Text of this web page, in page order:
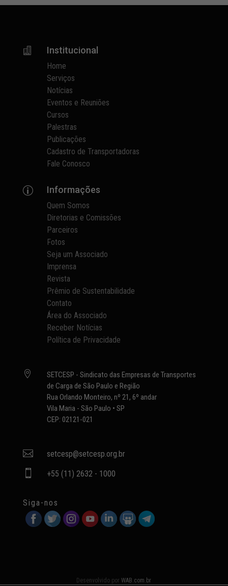
 Institucional
Home
Serviços
Notícias
Eventos e Reuniões
Cursos
Palestras
Publicações
Cadastro de Transportadoras
Fale Conosco
p Informações
Quem Somos
Diretorias e Comissões
Parceiros
Fotos
Seja um Associado
Imprensa
Revista
Prêmio de Sustentabilidade
Contato
Área do Associado
Receber Notícias
Política de Privacidade

SETCESP - Sindicato das Empresas de Transportes
de Carga de São Paulo e Região
Rua Orlando Monteiro, nº 21, 6º andar
Vila Maria - São Paulo • SP
CEP: 02121-021
 setcesp@setcesp.org.br
 +55 (11) 2632 - 1000
Siga-nos
Desenvolvido porWAB.com.br